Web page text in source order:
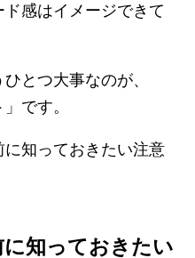
感はイメージできて
とつ大事なのが、
です。
知っておきたい注意
知っておきたい